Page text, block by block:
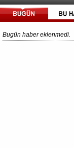
Bugün haber eklenmedi.